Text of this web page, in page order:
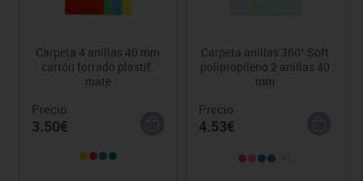
Carpeta 4 anillas 40 mm
cartón forrado plastif.
mate
Precio
3.50€
Carpeta anillas 360° Soft
polipropileno 2 anillas 40
mm
Precio
4.53€